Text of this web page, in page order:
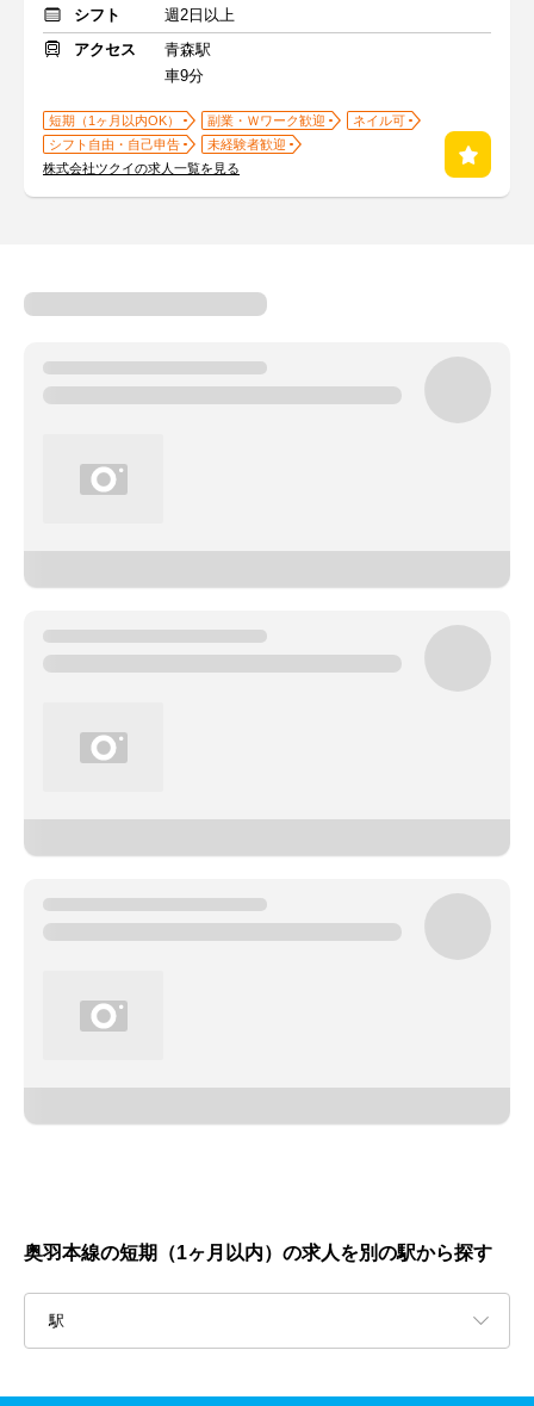
シフト
週2日以上
アクセス
青森駅
車9分
短期（1ヶ月以内OK） 副業・Ｗワーク歓迎
ネイル可
シフト自由・自己申告
未経験者歓迎
株式会社ツクイの求人一覧を見る
奥羽本線の短期（1ヶ月以内）の求人を別の駅から探す
駅